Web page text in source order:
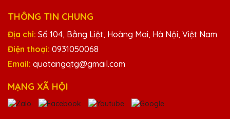
Đã nhận được kỷ niệm chương và rất ấn
Quà Tặng Pha Lê QTG!
Trần Văn Toàn
25/11/2025
Dịch vụ khách hàng của Quà Tặng Pha Lê
THÔNG TIN CHUNG
Địa chỉ: Số 104, Bằng Liệt, Hoàng Mai, Hà Nội, Việt Nam
Điện thoại: 0931050068
Email: quatangqtg@gmail.com
MẠNG XÃ HỘI